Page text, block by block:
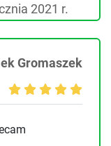
2021 r.
Gromaszek